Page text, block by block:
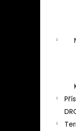
(
40
29